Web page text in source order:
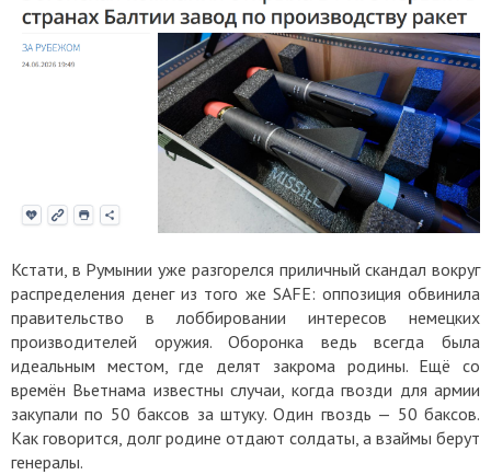
Кстати, в Румынии уже разгорелся приличный скандал вокруг
распределения денег из того же SAFE: оппозиция обвинила
правительство в лоббировании интересов немецких
производителей оружия. Оборонка ведь всегда была
идеальным местом, где делят закрома родины. Ещё со
времён Вьетнама известны случаи, когда гвозди для армии
закупали по 50 баксов за штуку. Один гвоздь — 50 баксов.
Как говорится, долг родине отдают солдаты, а взаймы берут
генералы.